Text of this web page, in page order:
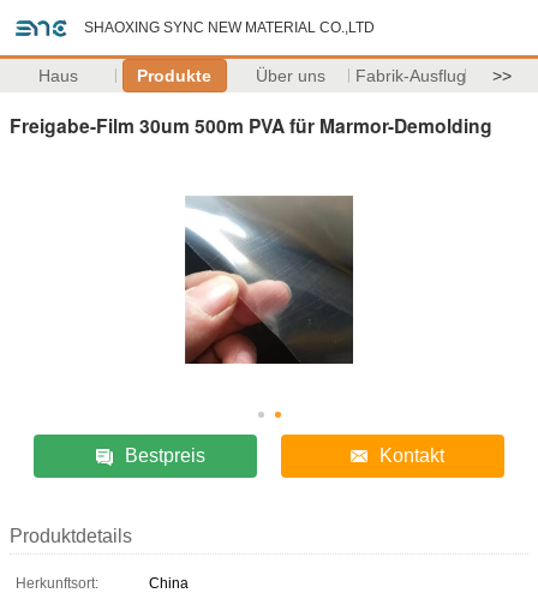
SHAOXING SYNC NEW MATERIAL CO.,LTD
Haus Produkte Über uns Fabrik-Ausflug >>
Freigabe-Film 30um 500m PVA für Marmor-Demolding
Bestpreis Kontakt
Produktdetails
Herkunftsort:
China